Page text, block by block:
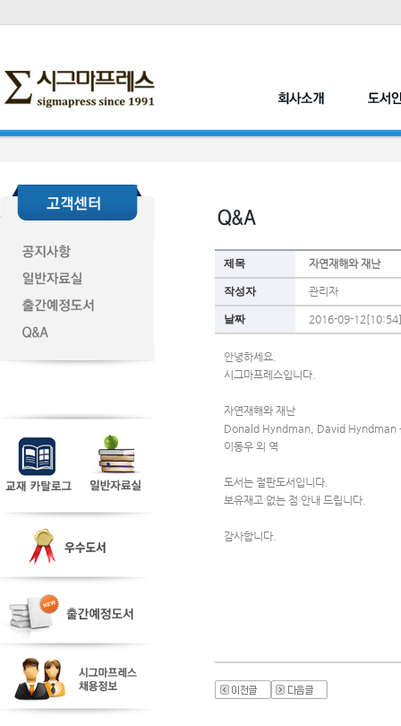
제목 자연재해와 재난
작성자 관리자
날짜 2016-09-12[10:54]
안녕하세요.
시그마프레스입니다.
자연재해와 재난
Donald Hyndman, David Hyndman
이동우 외 역
도서는 절판도서입니다.
보유재고 없는 점 안내 드립니다.
감사합니다.